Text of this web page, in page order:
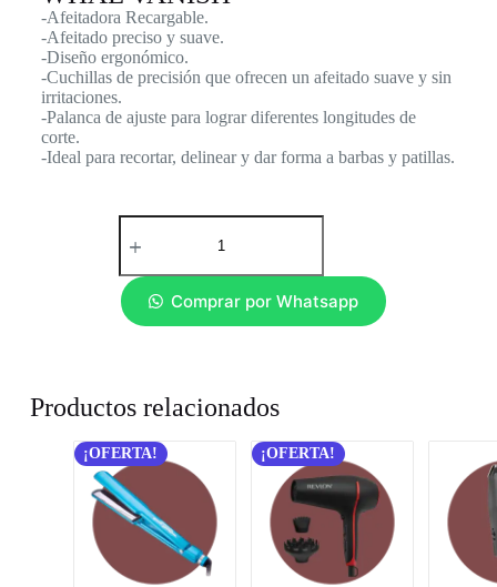
-Afeitadora Recargable.
-Afeitado preciso y suave.
-Diseño ergonómico.
-Cuchillas de precisión que ofrecen un afeitado suave y sin
irritaciones.
-Palanca de ajuste para lograr diferentes longitudes de
corte.
-Ideal para recortar, delinear y dar forma a barbas y patillas.
Comprar por Whatsapp
Productos relacionados
¡OFERTA! ¡OFERTA!